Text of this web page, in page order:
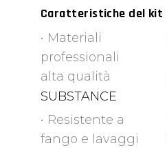
Caratteristiche del kit
• Materiali
professionali
alta qualità
SUBSTANCE
• Resistente a
fango e lavaggi